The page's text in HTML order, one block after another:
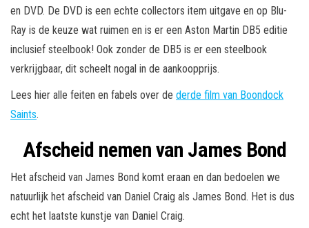
en DVD. De DVD is een echte collectors item uitgave en op Blu-
Ray is de keuze wat ruimen en is er een Aston Martin DB5 editie
inclusief steelbook! Ook zonder de DB5 is er een steelbook
verkrijgbaar, dit scheelt nogal in de aankoopprijs.
Lees hier alle feiten en fabels over de derde film van Boondock
Saints.
Afscheid nemen van James Bond
Het afscheid van James Bond komt eraan en dan bedoelen we
natuurlijk het afscheid van Daniel Craig als James Bond. Het is dus
echt het laatste kunstje van Daniel Craig.